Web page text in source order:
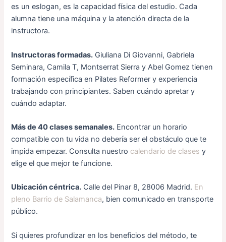
es un eslogan, es la capacidad física del estudio. Cada
alumna tiene una máquina y la atención directa de la
instructora.
Instructoras formadas. Giuliana Di Giovanni, Gabriela
Seminara, Camila T, Montserrat Sierra y Abel Gomez tienen
formación específica en Pilates Reformer y experiencia
trabajando con principiantes. Saben cuándo apretar y
cuándo adaptar.
Más de 40 clases semanales. Encontrar un horario
compatible con tu vida no debería ser el obstáculo que te
impida empezar. Consulta nuestro calendario de clases y
elige el que mejor te funcione.
Ubicación céntrica. Calle del Pinar 8, 28006 Madrid. En
pleno Barrio de Salamanca, bien comunicado en transporte
público.
Si quieres profundizar en los beneficios del método, te